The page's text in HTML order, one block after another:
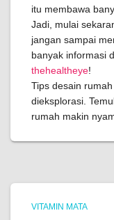
itu membawa
Jadi, mulai
jangan sampai
banyak informasi
thehealtheye!
Tips desain
dieksplorasi.
rumah makin
VITAMIN MATA